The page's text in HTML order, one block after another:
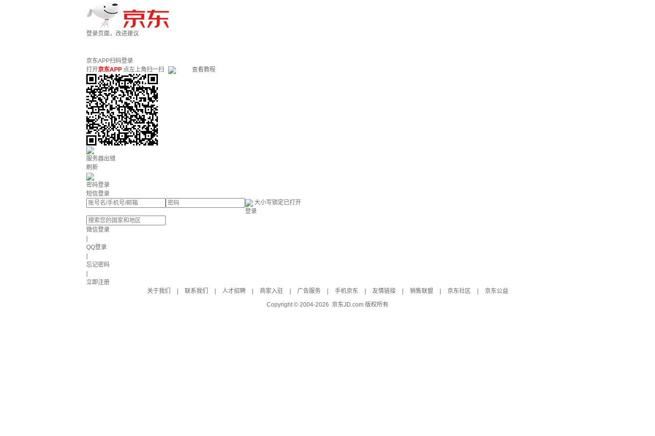
登录页面，改进建议
京东APP扫码登录
打开京东APP 点左上角扫一扫 查看教程
服务器出错
刷新
密码登录
短信登录
大小写锁定已打开
登录
微信登录
QQ登录
忘记密码
立即注册
关于我们
联系我们 人才招聘 商家入驻 广告服务 手机京东 友情链接 销售联盟 京东社区
京东公益
Copyright © 2004-2026 京东JD.com 版权所有